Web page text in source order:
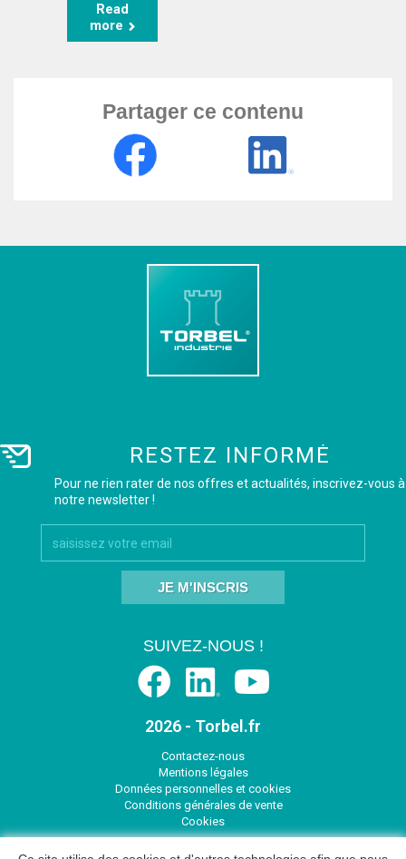
Read
more
Partager ce contenu
RESTEZ INFORMÉ
Pour ne rien rater de nos offres et actualités, inscrivez-vous à
notre newsletter !
JE M'INSCRIS
SUIVEZ-NOUS !
2026 - Torbel.fr
Contactez-nous
Mentions légales
Données personnelles et cookies
Conditions générales de vente
Cookies